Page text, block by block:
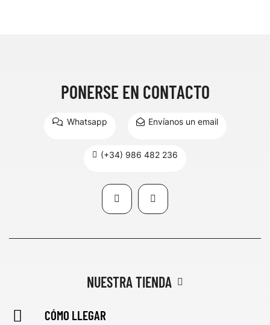
PONERSE EN CONTACTO
Whatsapp Envíanos un email
(+34) 986 482 236
NUESTRA TIENDA
CÓMO LLEGAR